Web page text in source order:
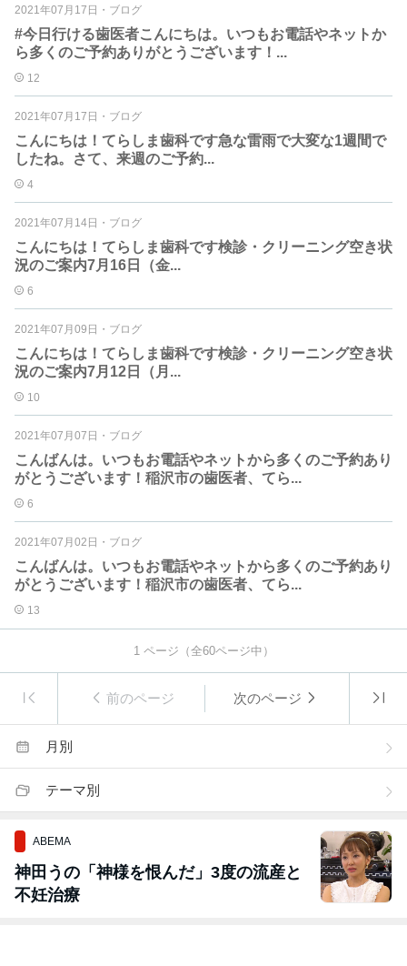
2021年07月17日 ・ ブログ
#今日行ける歯医者こんにちは。いつもお電話やネットか
ら多くのご予約ありがとうございます！...
12
2021年07月17日 ・ ブログ
こんにちは！てらしま歯科です急な雷雨️で大変な1週間で
したね。さて、来週のご予約...
4
2021年07月14日 ・ ブログ
こんにちは！てらしま歯科です検診・クリーニング空き状
況のご案内️7月16日（金...
6
2021年07月09日 ・ ブログ
こんにちは！てらしま歯科です検診・クリーニング空き状
況のご案内️7月12日（月...
10
2021年07月07日 ・ ブログ
こんばんは。いつもお電話やネットから多くのご予約あり
がとうございます！稲沢市の歯医者、てら...
6
2021年07月02日 ・ ブログ
こんばんは。いつもお電話やネットから多くのご予約あり
がとうございます！稲沢市の歯医者、てら...
13
1ページ（全60ページ中）
前のページ 次のページ
月別
テーマ別
ABEMA
神田うの「神様を恨んだ」3度の流産と
不妊治療